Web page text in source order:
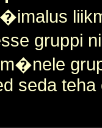
gruppi
seda teha